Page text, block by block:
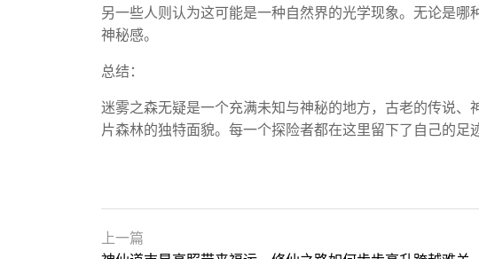
另一些人则认为这可能是一种自然界的光学现象。无论是
神秘感。
总结：
迷雾之森无疑是一个充满未知与神秘的地方，古老的传说
片森林的独特面貌。每一个探险者都在这里留下了自己的
上一篇